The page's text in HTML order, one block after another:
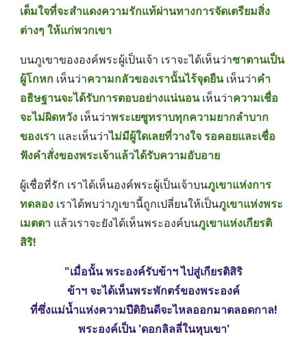
เต็มใจที่จะสำแดงความรักแท้ผ่านทางการจัดเตรียมสิ่ง
ต่างๆ ให้แก่พวกเขา
บนภูเขาขององค์พระผู้เป็นเจ้า เราจะได้เห็นว่าซาตานเป็น
ผู้โกหก เห็นว่าความกลัวของเรานั้นไร้จุดยืน เห็นว่าคำ
อธิษฐานจะได้รับการตอบอย่างแน่นอน เห็นว่าความเชื่อ
จะไม่ผิดหวัง เห็นว่าพระเยซูทราบทุกความยากลำบาก
ของเรา และเห็นว่าไม่มีผู้ใดเลยที่วางใจ รอคอยและเชื่อ
ฟังคำสั่งของพระเจ้าแล้วได้รับความอับอาย
ผู้เชื่อที่รัก เราได้เห็นองค์พระผู้เป็นเจ้าบนภูเขาแห่งการ
ทดลอง เราได้พบว่าภูเขานี้ถูกเปลี่ยนให้เป็นภูเขาแห่งพระ
เมตตา แล้วเราจะยังได้เห็นพระองค์บนภูเขาแห่งเกียรติ
สิริ!
"เมื่อนั้น พระองค์รับข้าฯ ไปสู่เกียรติสิริ
ข้าฯ จะได้เห็นพระพักตร์ของพระองค์
ที่ซึ่งแม่น้ำแห่งความปีติยินดีจะไหลออกมาตลอดกาล!
พระองค์เป็น 'ดอกลิลลี่ในหุบเขา'